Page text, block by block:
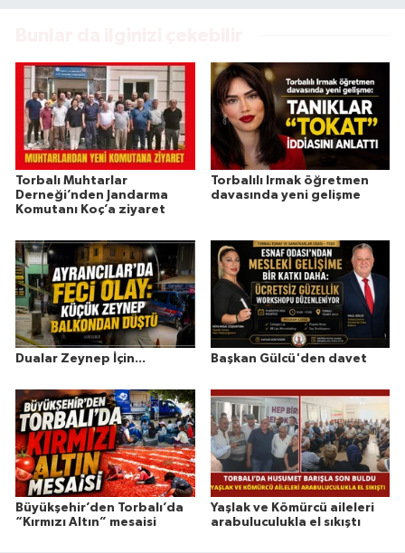
Torbalı Muhtarlar
Derneği’nden Jandarma
Komutanı Koç’a ziyaret
Torbalılı Irmak öğretmen
davasında yeni gelişme
Dualar Zeynep İçin... Başkan Gülcü'den davet
Büyükşehir’den Torbalı’da
“Kırmızı Altın” mesaisi
Yaşlak ve Kömürcü aileleri
arabuluculukla el sıkıştı